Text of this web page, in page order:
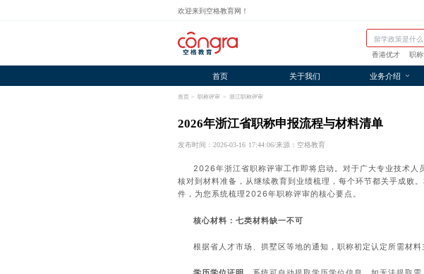
欢迎来到空格教育网！
香港优才 职
首页 关于我们 业务介绍
首页 > 职称评审 > 浙江职称评审
2026年浙江省职称申报流程与材料清单
发布时间：2026-03-16 17:44:06/来源：空格教育
2026年浙江省职称评审工作即将启动。对于广大专业技术人
核对到材料准备，从继续教育到业绩梳理，每个环节都关乎成败
件，为您系统梳理2026年职称评审的核心要点。
核心材料：七类材料缺一不可
根据省人才市场、拱墅区等地的通知，职称初定认定所需材料